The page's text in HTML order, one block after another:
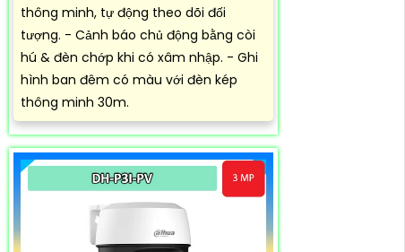
thông minh, tự động theo dõi đối
tượng. - Cảnh báo chủ động bằng còi
hú & đèn chớp khi có xâm nhập. - Ghi
hình ban đêm có màu với đèn kép
thông minh 30m.